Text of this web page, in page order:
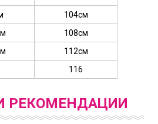
104см
108см
112см
116
РЕКОМЕНДАЦИИ